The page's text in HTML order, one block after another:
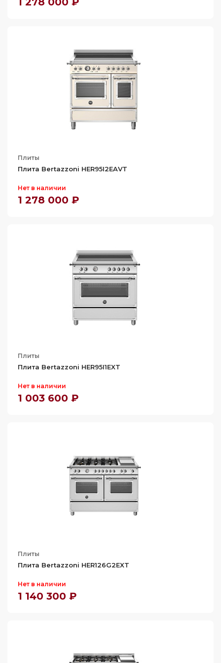
Плиты
Плита Bertazzoni HER95I2EAVT
Нет в наличии
1 278 000 ₽
Плиты
Плита Bertazzoni HER95I1EXT
Нет в наличии
1 003 600 ₽
Плиты
Плита Bertazzoni HER126G2EXT
Нет в наличии
1 140 300 ₽